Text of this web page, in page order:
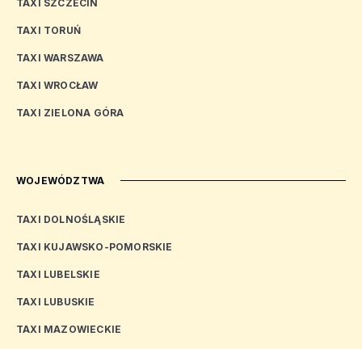
TAXI SZCZECIN
TAXI TORUŃ
TAXI WARSZAWA
TAXI WROCŁAW
TAXI ZIELONA GÓRA
WOJEWÓDZTWA
TAXI DOLNOŚLĄSKIE
TAXI KUJAWSKO-POMORSKIE
TAXI LUBELSKIE
TAXI LUBUSKIE
TAXI MAZOWIECKIE